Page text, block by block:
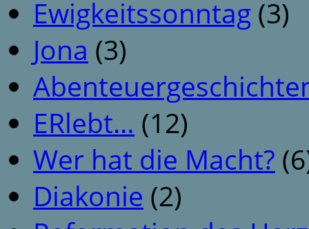
Ewigkeitssonntag (3)
Jona (3)
ERlebt… (12)
Wer hat die Macht?
Diakonie (2)